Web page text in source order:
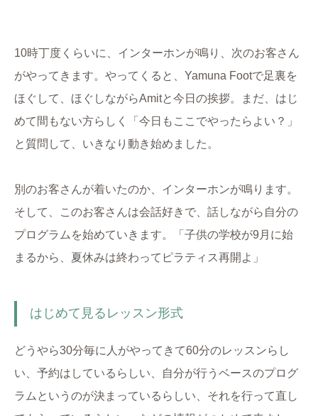
10時丁度くらいに、インターホンが鳴り、次のお客さん
がやってきます。やってくると、Yamuna Footで足裏を
ほぐして、ほぐしながらAmitと今日の挨拶。まだ、はじ
めて間もない方らしく「今日もここでやったらよい？」
と質問して、いきなり動き始めました。
別のお客さんが着いたのか、インターホンが鳴ります。
そして、このお客さんは会話好きで、話しながら自分の
プログラムを始めていきます。「子供の学校が9月に始
まるから、夏休みは終わってピラティス再開よ」
はじめて見るレッスン形式
どうやら30分毎に人がやってきて60分のレッスンらし
い、予約はしているらしい、自分が行うベースのプログ
ラムというのが決まっているらしい、それを行って直し